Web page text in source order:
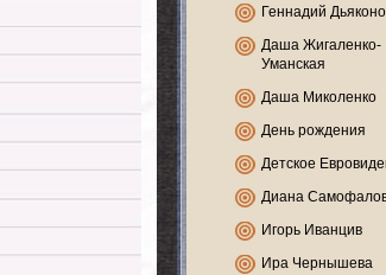
Геннадий
Даша Жигаленко-
Уманская
Даша Миколенко
День рождения
Детское
Диана
Игорь Иванцив
Ира Чернышева